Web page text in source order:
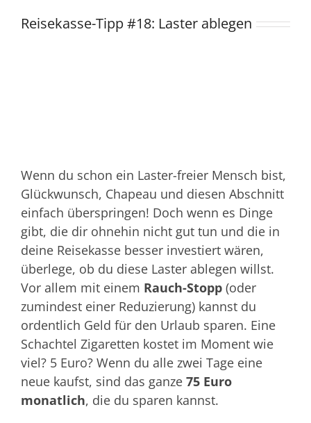
Reisekasse-Tipp #18: Laster ablegen
Wenn du schon ein Laster-freier Mensch bist,
Glückwunsch, Chapeau und diesen Abschnitt
einfach überspringen! Doch wenn es Dinge
gibt, die dir ohnehin nicht gut tun und die in
deine Reisekasse besser investiert wären,
überlege, ob du diese Laster ablegen willst.
Vor allem mit einem Rauch-Stopp (oder
zumindest einer Reduzierung) kannst du
ordentlich Geld für den Urlaub sparen. Eine
Schachtel Zigaretten kostet im Moment wie
viel? 5 Euro? Wenn du alle zwei Tage eine
neue kaufst, sind das ganze 75 Euro
monatlich, die du sparen kannst.